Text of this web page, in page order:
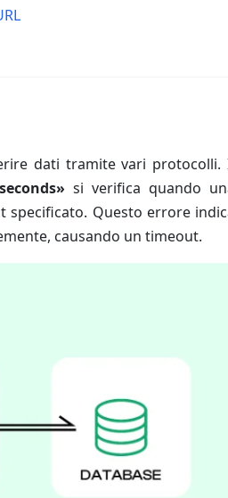
dati tramite vari protocolli.
si verifica quando
specificato. Questo errore
causando un timeout.